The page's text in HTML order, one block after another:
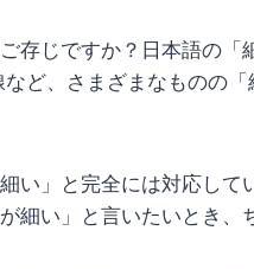
存じですか？日本語の「
ど、さまざまなものの
い」と完全には対応し
細い」と言いたいとき、